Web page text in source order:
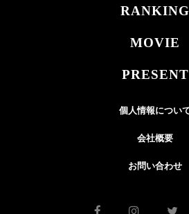
RANKING
MOVIE
PRESENT
個人情報につい
会社概要
お問い合わせ